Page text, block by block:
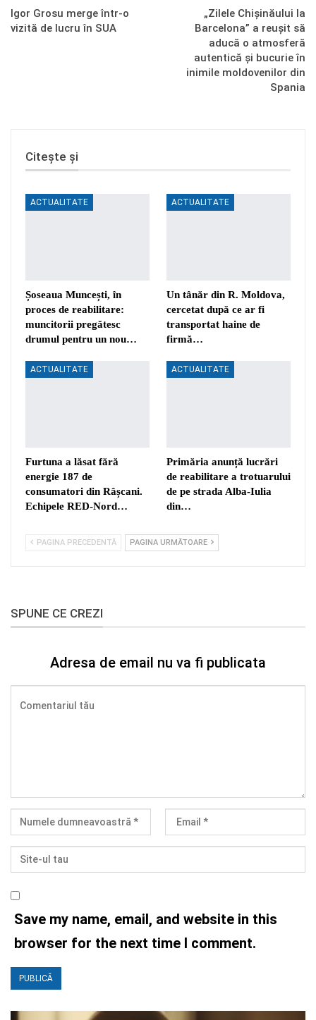
Igor Grosu merge într-o
vizită de lucru în SUA
„Zilele Chișinăului la
Barcelona” a reușit să
aducă o atmosferă
autentică și bucurie în
inimile moldovenilor din
Spania
Citește și
ACTUALITATE
Șoseaua Muncești, în
proces de reabilitare:
muncitorii pregătesc
drumul pentru un nou…
ACTUALITATE
Un tânăr din R. Moldova,
cercetat după ce ar fi
transportat haine de
firmă…
ACTUALITATE
Furtuna a lăsat fără
energie 187 de
consumatori din Râșcani.
Echipele RED-Nord…
ACTUALITATE
Primăria anunță lucrări
de reabilitare a trotuarului
de pe strada Alba-Iulia
din…
PAGINA PRECEDENTĂ PAGINA URMĂTOARE
SPUNE CE CREZI
Adresa de email nu va fi publicata
Save my name, email, and website in this
browser for the next time I comment.